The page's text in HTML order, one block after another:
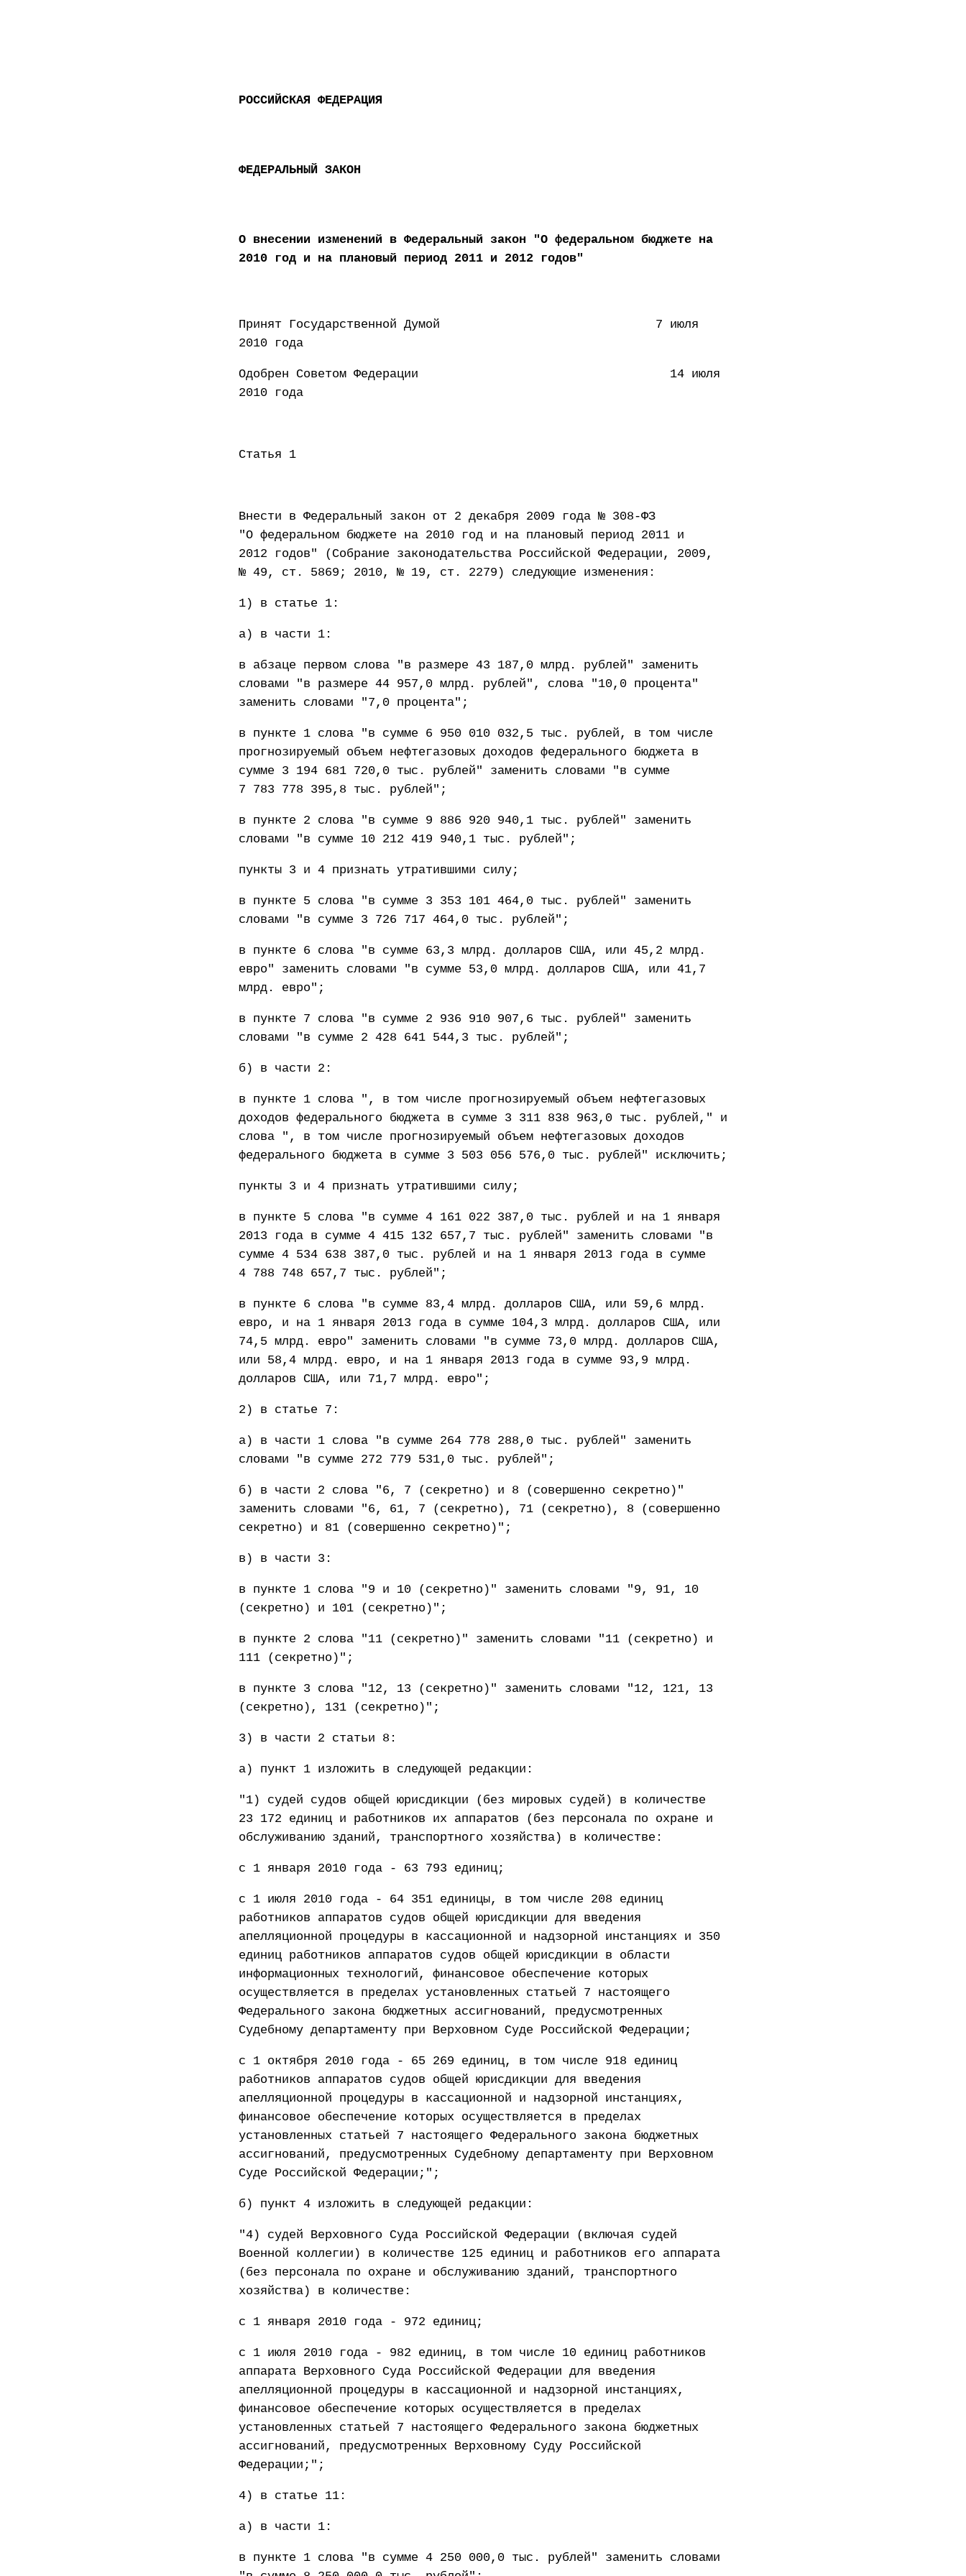
РОССИЙСКАЯ ФЕДЕРАЦИЯ
ФЕДЕРАЛЬНЫЙ ЗАКОН
О внесении изменений в Федеральный закон "О федеральном бюджете на
2010 год и на плановый период 2011 и 2012 годов"
Принят Государственной Думой 7 июля
2010 года
Одобрен Советом Федерации 14 июля
2010 года
Статья 1
Внести в Федеральный закон от 2 декабря 2009 года № 308-ФЗ
"О федеральном бюджете на 2010 год и на плановый период 2011 и
2012 годов" (Собрание законодательства Российской Федерации, 2009,
№ 49, ст. 5869; 2010, № 19, ст. 2279) следующие изменения:
1) в статье 1:
а) в части 1:
в абзаце первом слова "в размере 43 187,0 млрд. рублей" заменить
словами "в размере 44 957,0 млрд. рублей", слова "10,0 процента"
заменить словами "7,0 процента";
в пункте 1 слова "в сумме 6 950 010 032,5 тыс. рублей, в том числе
прогнозируемый объем нефтегазовых доходов федерального бюджета в
сумме 3 194 681 720,0 тыс. рублей" заменить словами "в сумме
7 783 778 395,8 тыс. рублей";
в пункте 2 слова "в сумме 9 886 920 940,1 тыс. рублей" заменить
словами "в сумме 10 212 419 940,1 тыс. рублей";
пункты 3 и 4 признать утратившими силу;
в пункте 5 слова "в сумме 3 353 101 464,0 тыс. рублей" заменить
словами "в сумме 3 726 717 464,0 тыс. рублей";
в пункте 6 слова "в сумме 63,3 млрд. долларов США, или 45,2 млрд.
евро" заменить словами "в сумме 53,0 млрд. долларов США, или 41,7
млрд. евро";
в пункте 7 слова "в сумме 2 936 910 907,6 тыс. рублей" заменить
словами "в сумме 2 428 641 544,3 тыс. рублей";
б) в части 2:
в пункте 1 слова ", в том числе прогнозируемый объем нефтегазовых
доходов федерального бюджета в сумме 3 311 838 963,0 тыс. рублей," и
слова ", в том числе прогнозируемый объем нефтегазовых доходов
федерального бюджета в сумме 3 503 056 576,0 тыс. рублей" исключить;
пункты 3 и 4 признать утратившими силу;
в пункте 5 слова "в сумме 4 161 022 387,0 тыс. рублей и на 1 января
2013 года в сумме 4 415 132 657,7 тыс. рублей" заменить словами "в
сумме 4 534 638 387,0 тыс. рублей и на 1 января 2013 года в сумме
4 788 748 657,7 тыс. рублей";
в пункте 6 слова "в сумме 83,4 млрд. долларов США, или 59,6 млрд.
евро, и на 1 января 2013 года в сумме 104,3 млрд. долларов США, или
74,5 млрд. евро" заменить словами "в сумме 73,0 млрд. долларов США,
или 58,4 млрд. евро, и на 1 января 2013 года в сумме 93,9 млрд.
долларов США, или 71,7 млрд. евро";
2) в статье 7:
а) в части 1 слова "в сумме 264 778 288,0 тыс. рублей" заменить
словами "в сумме 272 779 531,0 тыс. рублей";
б) в части 2 слова "6, 7 (секретно) и 8 (совершенно секретно)"
заменить словами "6, 61, 7 (секретно), 71 (секретно), 8 (совершенно
секретно) и 81 (совершенно секретно)";
в) в части 3:
в пункте 1 слова "9 и 10 (секретно)" заменить словами "9, 91, 10
(секретно) и 101 (секретно)";
в пункте 2 слова "11 (секретно)" заменить словами "11 (секретно) и
111 (секретно)";
в пункте 3 слова "12, 13 (секретно)" заменить словами "12, 121, 13
(секретно), 131 (секретно)";
3) в части 2 статьи 8:
а) пункт 1 изложить в следующей редакции:
"1) судей судов общей юрисдикции (без мировых судей) в количестве
23 172 единиц и работников их аппаратов (без персонала по охране и
обслуживанию зданий, транспортного хозяйства) в количестве:
с 1 января 2010 года - 63 793 единиц;
с 1 июля 2010 года - 64 351 единицы, в том числе 208 единиц
работников аппаратов судов общей юрисдикции для введения
апелляционной процедуры в кассационной и надзорной инстанциях и 350
единиц работников аппаратов судов общей юрисдикции в области
информационных технологий, финансовое обеспечение которых
осуществляется в пределах установленных статьей 7 настоящего
Федерального закона бюджетных ассигнований, предусмотренных
Судебному департаменту при Верховном Суде Российской Федерации;
с 1 октября 2010 года - 65 269 единиц, в том числе 918 единиц
работников аппаратов судов общей юрисдикции для введения
апелляционной процедуры в кассационной и надзорной инстанциях,
финансовое обеспечение которых осуществляется в пределах
установленных статьей 7 настоящего Федерального закона бюджетных
ассигнований, предусмотренных Судебному департаменту при Верховном
Суде Российской Федерации;";
б) пункт 4 изложить в следующей редакции:
"4) судей Верховного Суда Российской Федерации (включая судей
Военной коллегии) в количестве 125 единиц и работников его аппарата
(без персонала по охране и обслуживанию зданий, транспортного
хозяйства) в количестве:
с 1 января 2010 года - 972 единиц;
с 1 июля 2010 года - 982 единиц, в том числе 10 единиц работников
аппарата Верховного Суда Российской Федерации для введения
апелляционной процедуры в кассационной и надзорной инстанциях,
финансовое обеспечение которых осуществляется в пределах
установленных статьей 7 настоящего Федерального закона бюджетных
ассигнований, предусмотренных Верховному Суду Российской
Федерации;";
4) в статье 11:
а) в части 1:
в пункте 1 слова "в сумме 4 250 000,0 тыс. рублей" заменить словами